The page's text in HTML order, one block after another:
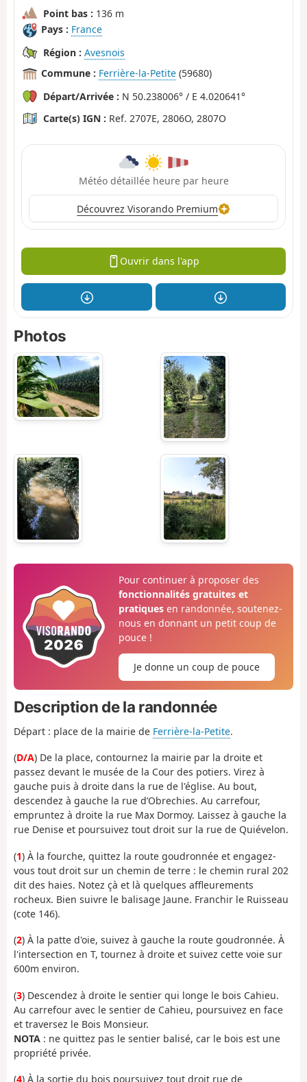
Point bas : 136 m
Pays : France
Région : Avesnois
Commune : Ferrière-la-Petite (59680)
Départ/Arrivée : N 50.238006° / E 4.020641°
Carte(s) IGN : Ref. 2707E, 2806O, 2807O
Météo détaillée heure par heure
Découvrez Visorando Premium
Ouvrir dans l'app
Photos
Pour continuer à proposer des
fonctionnalités gratuites et
pratiquesen randonnée, soutenez-
nous en donnant un petit coup de
pouce !
Je donne un coup de pouce
Description de la randonnée
Départ : place de la mairie de Ferrière-la-Petite.
(D/A) De la place, contournez la mairie par la droite et
passez devant le musée de la Cour des potiers. Virez à
gauche puis à droite dans la rue de l'église. Au bout,
descendez à gauche la rue d’Obrechies. Au carrefour,
empruntez à droite la rue Max Dormoy. Laissez à gauche la
rue Denise et poursuivez tout droit sur la rue de Quiévelon.
(1) À la fourche, quittez la route goudronnée et engagez-
vous tout droit sur un chemin de terre : le chemin rural 202
dit des haies. Notez çà et là quelques affleurements
rocheux. Bien suivre le balisage Jaune. Franchir le Ruisseau
(cote 146).
(2) À la patte d'oie, suivez à gauche la route goudronnée. À
l'intersection en T, tournez à droite et suivez cette voie sur
600m environ.
(3) Descendez à droite le sentier qui longe le bois Cahieu.
Au carrefour avec le sentier de Cahieu, poursuivez en face
et traversez le Bois Monsieur.
NOTA : ne quittez pas le sentier balisé, car le bois est une
propriété privée.
(4) À la sortie du bois poursuivez tout droit rue de